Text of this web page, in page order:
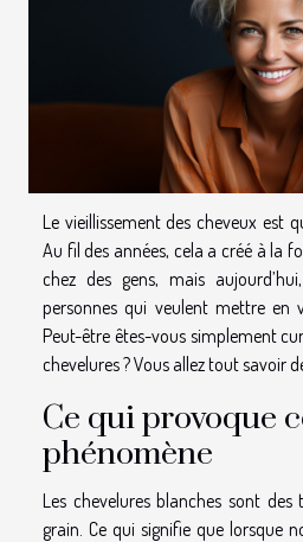
Le vieillissement des cheveux est
Au fil des années, cela a créé à la
chez des gens, mais
personnes qui veulent mettre en
Peut-être êtes-vous simplement
chevelures ? Vous allez tout savoir
Ce qui provoque
phénomène
Les chevelures blanches sont
grain. Ce qui signifie que lorsque